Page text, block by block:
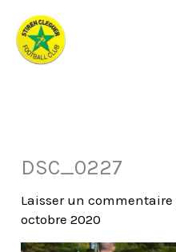
contenu
DSC_0227
Laisser un commentaire
octobre 2020